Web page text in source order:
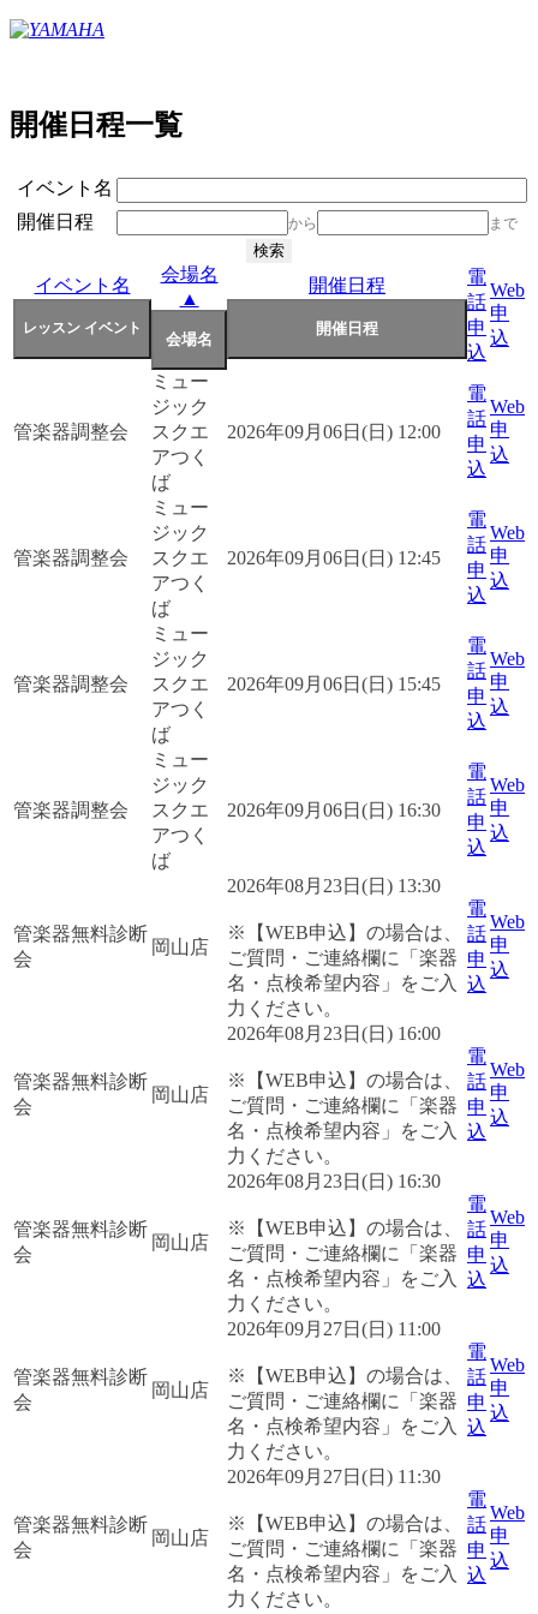
開催日程一覧
イベント名
開催日程
から まで
イベント名
会場名
▲
開催日程
電
話
申
込
Web
申
込
管楽器調整会
ミュー
ジック
スクエ
アつく
ば
2026年09月06日(日) 12:00
電
話
申
込
Web
申
込
管楽器調整会
ミュー
ジック
スクエ
アつく
ば
2026年09月06日(日) 12:45
電
話
申
込
Web
申
込
管楽器調整会
ミュー
ジック
スクエ
アつく
ば
2026年09月06日(日) 15:45
電
話
申
込
Web
申
込
管楽器調整会
ミュー
ジック
スクエ
アつく
ば
2026年09月06日(日) 16:30
電
話
申
込
Web
申
込
管楽器無料診断
会
岡山店
2026年08月23日(日) 13:30
※【WEB申込】の場合は、
ご質問・ご連絡欄に「楽器
名・点検希望内容」をご入
力ください。
電
話
申
込
Web
申
込
管楽器無料診断
会
岡山店
2026年08月23日(日) 16:00
※【WEB申込】の場合は、
ご質問・ご連絡欄に「楽器
名・点検希望内容」をご入
力ください。
電
話
申
込
Web
申
込
管楽器無料診断
会
岡山店
2026年08月23日(日) 16:30
※【WEB申込】の場合は、
ご質問・ご連絡欄に「楽器
名・点検希望内容」をご入
力ください。
電
話
申
込
Web
申
込
管楽器無料診断
会
岡山店
2026年09月27日(日) 11:00
※【WEB申込】の場合は、
ご質問・ご連絡欄に「楽器
名・点検希望内容」をご入
力ください。
電
話
申
込
Web
申
込
管楽器無料診断
会
岡山店
2026年09月27日(日) 11:30
※【WEB申込】の場合は、
ご質問・ご連絡欄に「楽器
名・点検希望内容」をご入
力ください。
電
話
申
込
Web
申
込